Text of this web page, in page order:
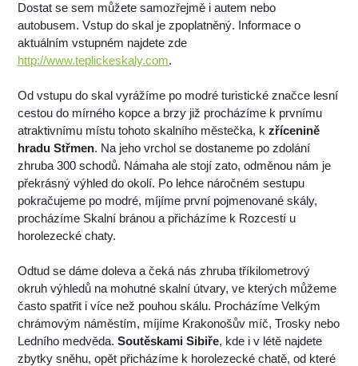
Dostat se sem můžete samozřejmě i autem nebo
autobusem. Vstup do skal je zpoplatněný. Informace o
aktuálním vstupném najdete zde
http://www.teplickeskaly.com.
Od vstupu do skal vyrážíme po modré turistické značce lesní
cestou do mírného kopce a brzy již procházíme k prvnímu
atraktivnímu místu tohoto skalního městečka, kzřícenině
hradu Střmen. Na jeho vrchol se dostaneme po zdolání
zhruba 300 schodů. Námaha ale stojí zato, odměnou nám je
překrásný výhled do okolí. Po lehce náročném sestupu
pokračujeme po modré, míjíme první pojmenované skály,
procházíme Skalní bránou a přicházíme k Rozcestí u
horolezecké chaty.
Odtud se dáme doleva a čeká nás zhruba tříkilometrový
okruh výhledů na mohutné skalní útvary, ve kterých můžeme
často spatřit i více než pouhou skálu. Procházíme Velkým
chrámovým náměstím, míjíme Krakonošův míč, Trosky nebo
Ledního medvěda.Soutěskami Sibiře, kde i v létě najdete
zbytky sněhu, opět přicházíme k horolezecké chatě, od které